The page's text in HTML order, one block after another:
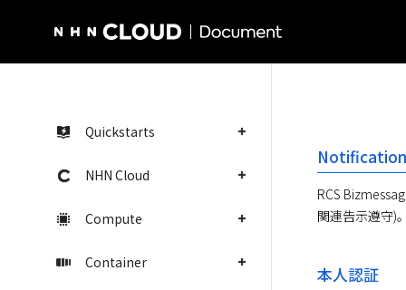
Quickstarts
NHN Cloud
Compute
Container
Notification
RCS
関連告示遵守)
本人認証